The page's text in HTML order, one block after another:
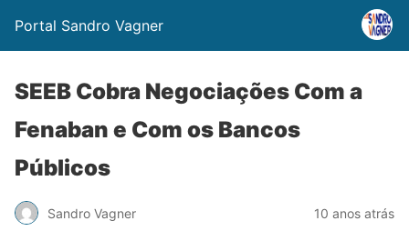
Portal Sandro Vagner
SEEB Cobra Negociações Com a
Fenaban e Com os Bancos
Públicos
Sandro Vagner 10 anos atrás